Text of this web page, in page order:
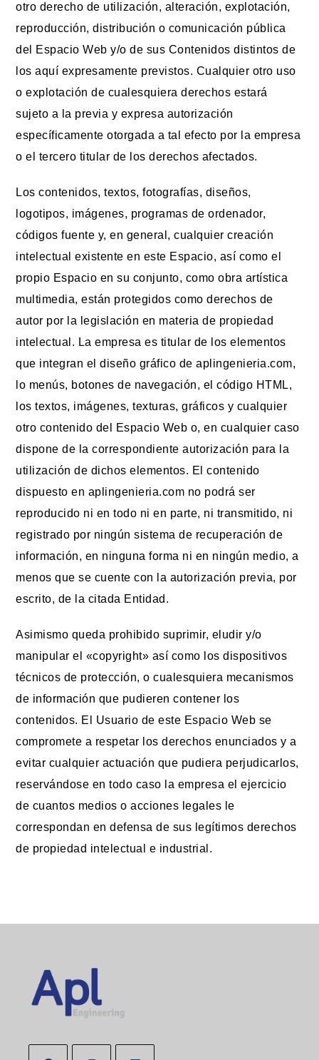
otro derecho de utilización, alteración, explotación,
reproducción, distribución o comunicación pública
del Espacio Web y/o de sus Contenidos distintos de
los aquí expresamente previstos. Cualquier otro uso
o explotación de cualesquiera derechos estará
sujeto a la previa y expresa autorización
específicamente otorgada a tal efecto por la empresa
o el tercero titular de los derechos afectados.
Los contenidos, textos, fotografías, diseños,
logotipos, imágenes, programas de ordenador,
códigos fuente y, en general, cualquier creación
intelectual existente en este Espacio, así como el
propio Espacio en su conjunto, como obra artística
multimedia, están protegidos como derechos de
autor por la legislación en materia de propiedad
intelectual. La empresa es titular de los elementos
que integran el diseño gráfico de aplingenieria.com,
lo menús, botones de navegación, el código HTML,
los textos, imágenes, texturas, gráficos y cualquier
otro contenido del Espacio Web o, en cualquier caso
dispone de la correspondiente autorización para la
utilización de dichos elementos. El contenido
dispuesto en aplingenieria.com no podrá ser
reproducido ni en todo ni en parte, ni transmitido, ni
registrado por ningún sistema de recuperación de
información, en ninguna forma ni en ningún medio, a
menos que se cuente con la autorización previa, por
escrito, de la citada Entidad.
Asimismo queda prohibido suprimir, eludir y/o
manipular el «copyright» así como los dispositivos
técnicos de protección, o cualesquiera mecanismos
de información que pudieren contener los
contenidos. El Usuario de este Espacio Web se
compromete a respetar los derechos enunciados y a
evitar cualquier actuación que pudiera perjudicarlos,
reservándose en todo caso la empresa el ejercicio
de cuantos medios o acciones legales le
correspondan en defensa de sus legítimos derechos
de propiedad intelectual e industrial.